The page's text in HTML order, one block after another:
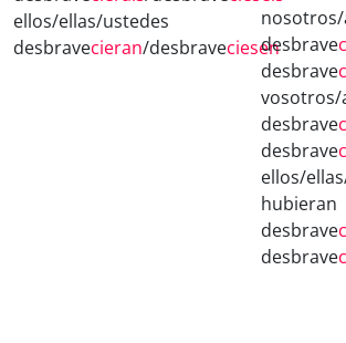
ellos/ellas/ustedes
desbravecieran/desbraveciesendesbrave
desbrave
vosotros/
desbrave
desbrave
ellos/
hubieran
desbrave
desbrave